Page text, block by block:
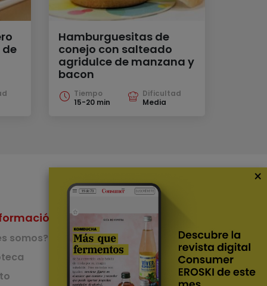
Hamburguesitas de
conejo con salteado
agridulce de manzana y
bacon
Tiempo
15-20 min
Dificultad
Media
somos?
Nuestras Apps
App de recetas
×